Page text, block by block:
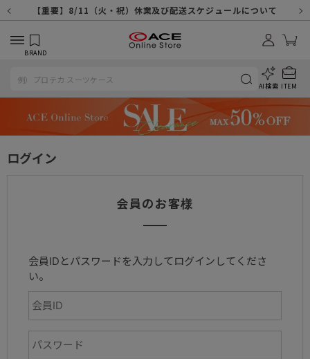
【重要】8/11（火・祝）休業及び配送スケジュールについて
【重要】令和８年熊本地震に伴う配送への影響について
【重要】納品書・領収書ペーパーレス化（電子化）のお知らせ
【重要】天候不良や交通状況・物量増等に伴う配送への影響について
【重要】悪質な詐欺サイトにご注意ください
【重要】各種メールが届かない場合に関しまして
【重要】お問い合わせのご対応に関しまして
【重要】SNSのなりすまし詐欺にご注意ください
BRAND
AI検索 ITEM
ログイン
会員のお客様
会員IDとパスワードを入力してログインしてくださ
い。